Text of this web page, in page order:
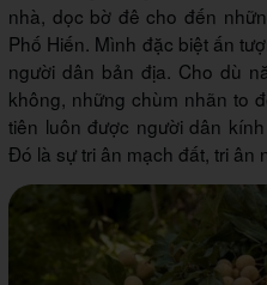
nhà, dọc bờ đê cho đến
Phố Hiến. Mình đặc biệt ấn
người dân bản địa. Cho dù
không, những chùm nhãn to
tiên luôn được người dân
Đó là sự tri ân mạch đất, tri ân